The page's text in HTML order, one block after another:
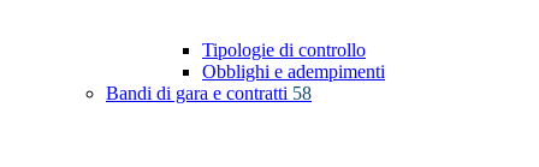
Tipologie di controllo
Obblighi e adempimenti
Bandi di gara e contratti 58